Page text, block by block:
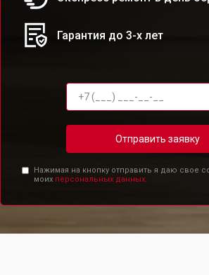
Гарантия до 3-х лет
Отправить заявку
Нажимая на кнопку отправить я даю свое
моих персональных данных.